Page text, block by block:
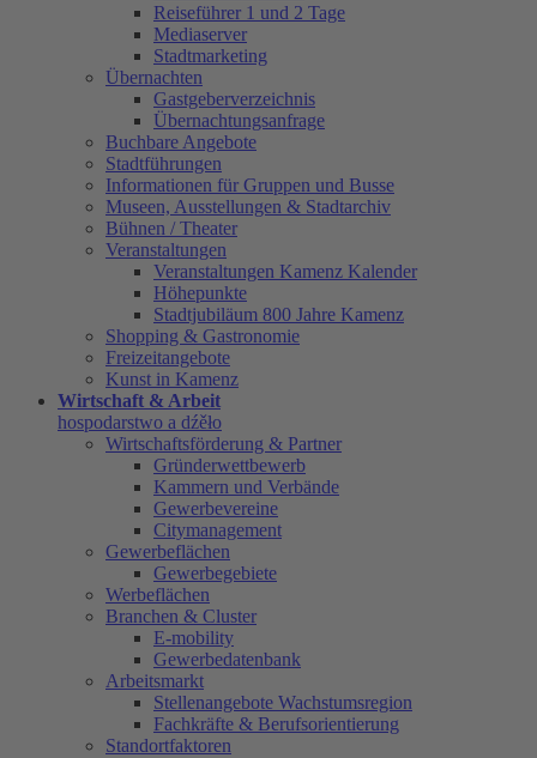
Reiseführer 1 und 2 Tage
Mediaserver
Stadtmarketing
Übernachten
Gastgeberverzeichnis
Übernachtungsanfrage
Buchbare Angebote
Stadtführungen
Informationen für Gruppen und Busse
Museen, Ausstellungen & Stadtarchiv
Bühnen / Theater
Veranstaltungen
Veranstaltungen Kamenz Kalender
Höhepunkte
Stadtjubiläum 800 Jahre Kamenz
Shopping & Gastronomie
Freizeitangebote
Kunst in Kamenz
Wirtschaft & Arbeit
hospodarstwo a dźěło
Wirtschaftsförderung & Partner
Gründerwettbewerb
Kammern und Verbände
Gewerbevereine
Citymanagement
Gewerbeflächen
Gewerbegebiete
Werbeflächen
Branchen & Cluster
E-mobility
Gewerbedatenbank
Arbeitsmarkt
Stellenangebote Wachstumsregion
Fachkräfte & Berufsorientierung
Standortfaktoren